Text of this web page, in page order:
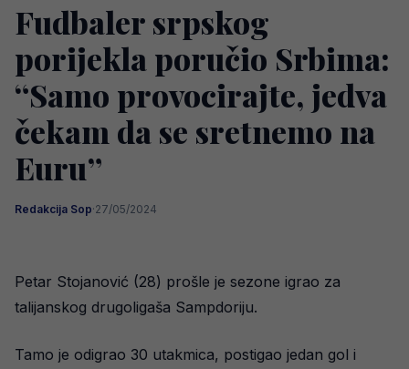
Fudbaler srpskog
porijekla poručio Srbima:
“Samo provocirajte, jedva
čekam da se sretnemo na
Euru”
Redakcija Sop·27/05/2024
Petar Stojanović (28) prošle je sezone igrao za
talijanskog drugoligaša Sampdoriju.
Tamo je odigrao 30 utakmica, postigao jedan gol i